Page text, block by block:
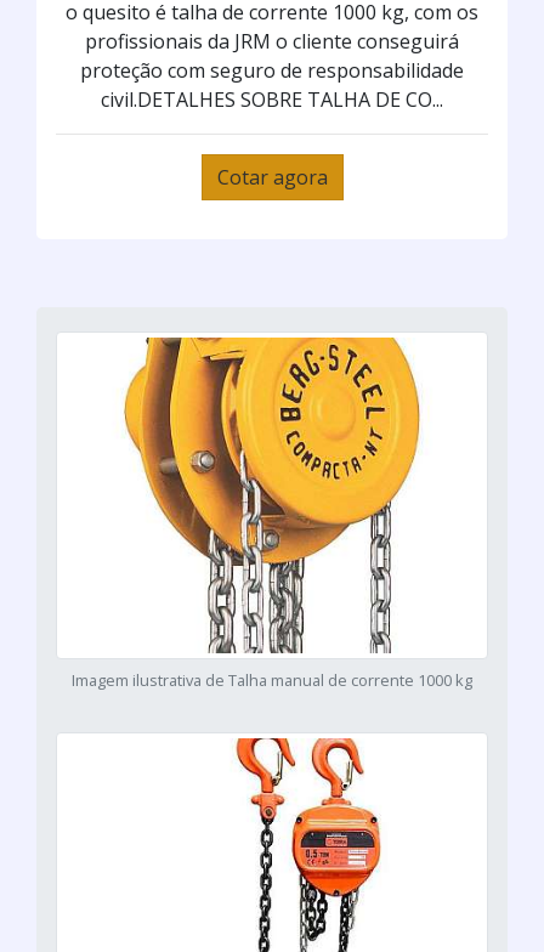
o quesito é talha de corrente 1000 kg, com os
profissionais da JRM o cliente conseguirá
proteção com seguro de responsabilidade
civil.DETALHES SOBRE TALHA DE CO...
Cotar agora
Imagem ilustrativa de Talha manual de corrente 1000 kg